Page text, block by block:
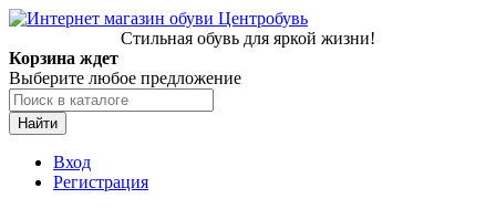
Стильная обувь для яркой жизни!
Корзина ждет
Выберите любое предложение
Найти
Вход
Регистрация